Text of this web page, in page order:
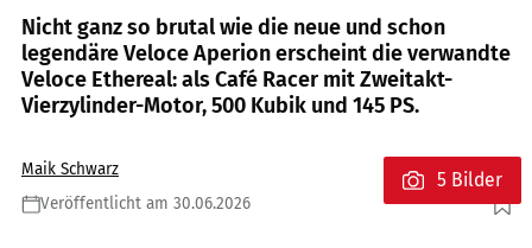
Nicht ganz so brutal wie die neue und schon
legendäre Veloce Aperion erscheint die verwandte
Veloce Ethereal: als Café Racer mit Zweitakt-
Vierzylinder-Motor, 500 Kubik und 145 PS.
Maik Schwarz
Veröffentlicht am 30.06.2026
Foto: Veloce Motorcycles
5 Bilder